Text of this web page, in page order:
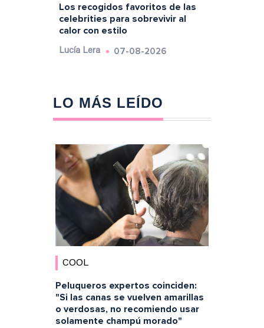
Los recogidos favoritos de las
celebrities para sobrevivir al
calor con estilo
Lucía Lera 07-08-2026
LO MÁS LEÍDO
COOL
Peluqueros expertos coinciden:
"Si las canas se vuelven amarillas
o verdosas, no recomiendo usar
solamente champú morado"